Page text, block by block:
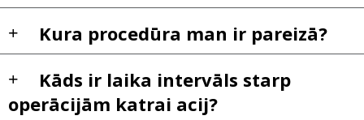
Kura procedūra man ir pareizā?
Kāds ir laika intervāls starp
operācijām katrai acij?